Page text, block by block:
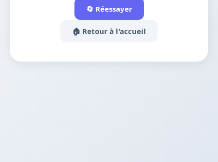
🔄 Réessayer
🏠 Retour à l'accueil